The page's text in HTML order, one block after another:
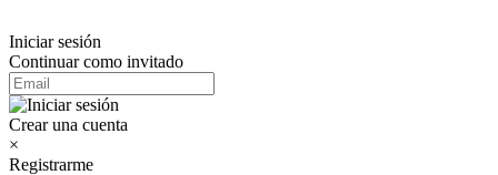
Iniciar sesión
Continuar como invitado
Crear una cuenta
×
Registrarme